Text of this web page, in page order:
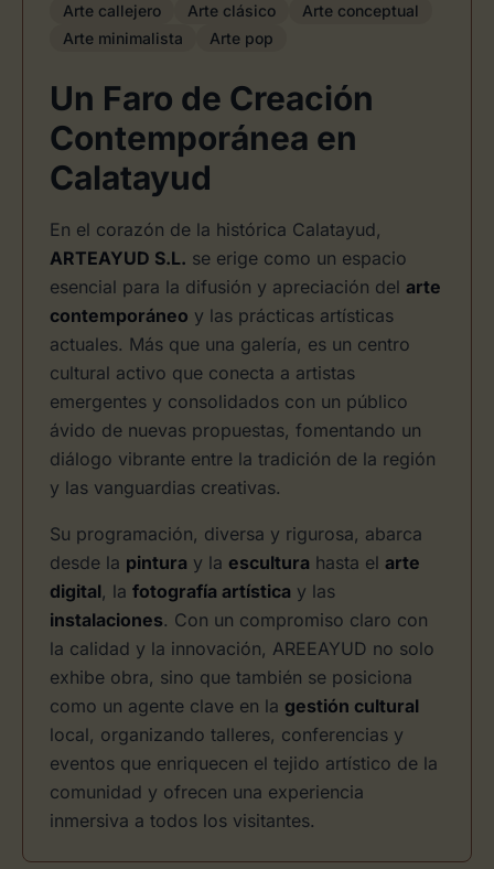
Arte callejero Arte clásico
Arte conceptual
Arte minimalista
Arte pop
Un Faro de Creación
Contemporánea en
Calatayud
En el corazón de la histórica Calatayud,
ARTEAYUD S.L. se erige como un espacio
esencial para la difusión y apreciación del arte
contemporáneo y las prácticas artísticas
actuales. Más que una galería, es un centro
cultural activo que conecta a artistas
emergentes y consolidados con un público
ávido de nuevas propuestas, fomentando un
diálogo vibrante entre la tradición de la región
y las vanguardias creativas.
Su programación, diversa y rigurosa, abarca
desde la pintura y la escultura hasta el arte
digital, la fotografía artística y las
instalaciones. Con un compromiso claro con
la calidad y la innovación, AREEAYUD no solo
exhibe obra, sino que también se posiciona
como un agente clave en la gestión cultural
local, organizando talleres, conferencias y
eventos que enriquecen el tejido artístico de la
comunidad y ofrecen una experiencia
inmersiva a todos los visitantes.